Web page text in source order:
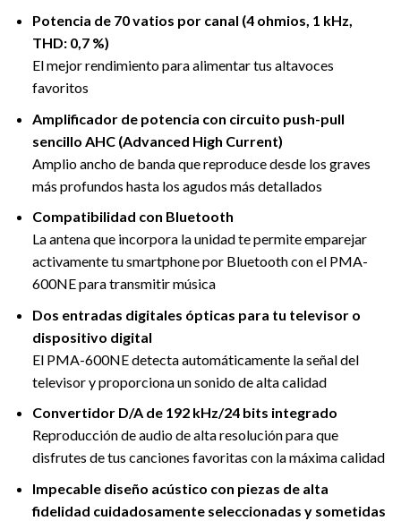
Potencia de 70 vatios por canal (4 ohmios, 1 kHz,
THD: 0,7 %)
El mejor rendimiento para alimentar tus altavoces
favoritos
Amplificador de potencia con circuito push-pull
sencillo AHC (Advanced High Current)
Amplio ancho de banda que reproduce desde los graves
más profundos hasta los agudos más detallados
Compatibilidad con Bluetooth
La antena que incorpora la unidad te permite emparejar
activamente tu smartphone por Bluetooth con el PMA-
600NE para transmitir música
Dos entradas digitales ópticas para tu televisor o
dispositivo digital
El PMA-600NE detecta automáticamente la señal del
televisor y proporciona un sonido de alta calidad
Convertidor D/A de 192 kHz/24 bits integrado
Reproducción de audio de alta resolución para que
disfrutes de tus canciones favoritas con la máxima calidad
Impecable diseño acústico con piezas de alta
fidelidad cuidadosamente seleccionadas y sometidas